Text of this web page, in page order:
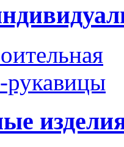
рукавицы